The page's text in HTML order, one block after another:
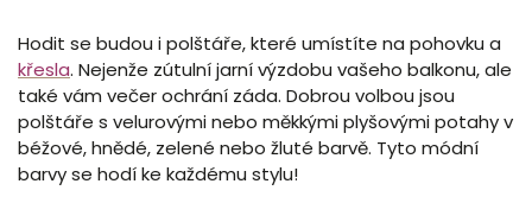
Hodit se budou i polštáře, které umístíte na pohovku a
křesla. Nejenže zútulní jarní výzdobu vašeho balkonu, ale
také vám večer ochrání záda. Dobrou volbou jsou
polštáře s velurovými nebo měkkými plyšovými potahy v
béžové, hnědé, zelené nebo žluté barvě. Tyto módní
barvy se hodí ke každému stylu!